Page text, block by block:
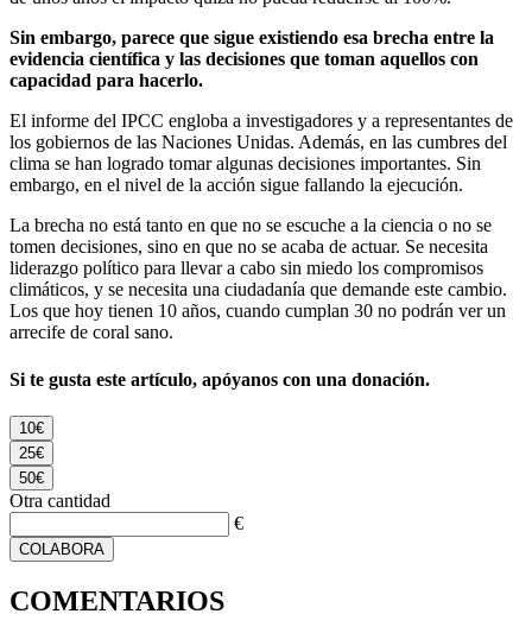
Sin embargo, parece que sigue existiendo esa brecha entre la
evidencia científica y las decisiones que toman aquellos con
capacidad para hacerlo.
El informe del IPCC engloba a investigadores y a representantes de
los gobiernos de las Naciones Unidas. Además, en las cumbres del
clima se han logrado tomar algunas decisiones importantes. Sin
embargo, en el nivel de la acción sigue fallando la ejecución.
La brecha no está tanto en que no se escuche a la ciencia o no se
tomen decisiones, sino en que no se acaba de actuar. Se necesita
liderazgo político para llevar a cabo sin miedo los compromisos
climáticos, y se necesita una ciudadanía que demande este cambio.
Los que hoy tienen 10 años, cuando cumplan 30 no podrán ver un
arrecife de coral sano.
Si te gusta este artículo, apóyanos con una donación.
10€
25€
50€
Otra cantidad
€
COLABORA
COMENTARIOS